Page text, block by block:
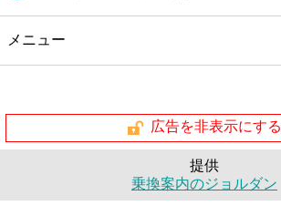
メニュー
広告を非表示にする
提供
乗換案内のジョルダン